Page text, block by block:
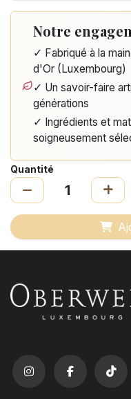
Notre
✓ Fabriqué à la
d'Or (Luxembourg)
✓ Un savoir-faire
générations
✓ Ingrédients et
soigneusement
Quantité